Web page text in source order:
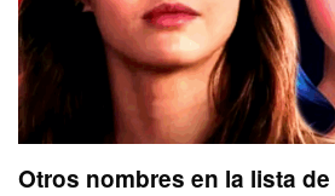
Otros nombres en la lista